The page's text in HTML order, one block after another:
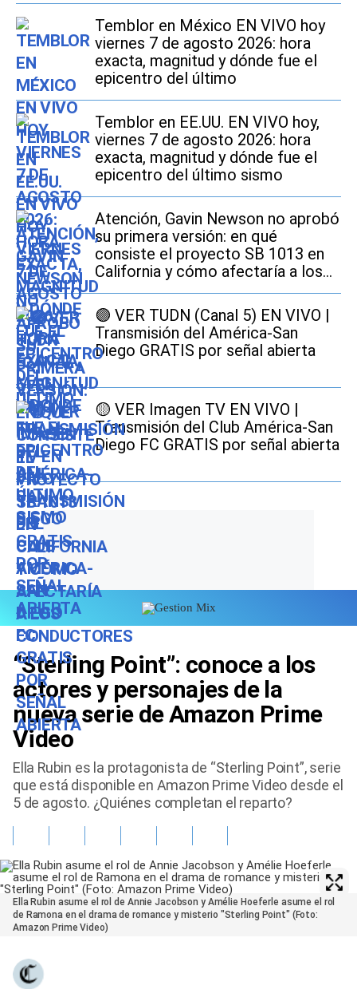
Temblor en México EN VIVO hoy
viernes 7 de agosto 2026: hora
exacta, magnitud y dónde fue el
epicentro del último
Temblor en EE.UU. EN VIVO hoy,
viernes 7 de agosto 2026: hora
exacta, magnitud y dónde fue el
epicentro del último sismo
Atención, Gavin Newson no aprobó
su primera versión: en qué
consiste el proyecto SB 1013 en
California y cómo afectaría a los
conductores
🟣 VER TUDN (Canal 5) EN VIVO |
Transmisión del América-San
Diego GRATIS por señal abierta
🟡 VER Imagen TV EN VIVO |
Transmisión del Club América-San
Diego FC GRATIS por señal abierta